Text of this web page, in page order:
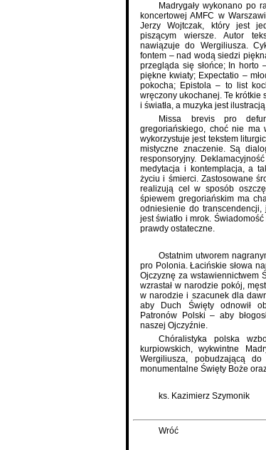
Madrygały wykonano po
koncertowej AMFC w
Jerzy Wojtczak, który jest
piszącym wiersze. Autor
nawiązuje do Wergiliusza.
fontem – nad wodą siedzi
przegląda się słońce; In horto
piękne kwiaty; Expectatio –
pokocha; Epistola – to list
wręczony ukochanej. Te krótkie
i światła, a muzyka jest
Missa brevis pro
gregoriańskiego, choć nie ma
wykorzystuje jest tekstem
mistyczne znaczenie. Są
responsoryjny.
medytacja i kontemplacja, a
życiu i śmierci. Zastosowane
realizują cel w sposób
śpiewem gregoriańskim ma
odniesienie do
jest światło i mrok.
prawdy ostateczne.
Ostatnim utworem
pro Polonia. Łacińskie słowa
Ojczyznę za wstawiennictwem
wzrastał w narodzie pokój,
w narodzie i szacunek dla
aby Duch Święty odnowił
Patronów Polski – aby
naszej Ojczyźnie.
Chóralistyka polska
kurpiowskich, wykwintne
Wergiliusza, pobudzającą
monumentalne Święty Boże
ks. Kazimierz Szymonik
Wróć